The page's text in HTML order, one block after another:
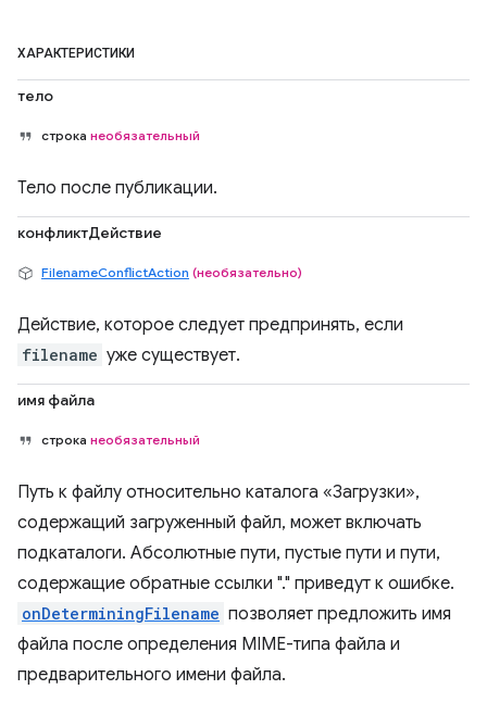
ХАРАКТЕРИСТИКИ
тело
строка необязательный
Тело после публикации.
конфликтДействие
FilenameConflictAction (необязательно)
Действие, которое следует предпринять, если
filename уже существует.
имя файла
строка необязательный
Путь к файлу относительно каталога «Загрузки»,
содержащий загруженный файл, может включать
подкаталоги. Абсолютные пути, пустые пути и пути,
содержащие обратные ссылки "." приведут к ошибке.
onDeterminingFilename позволяет предложить имя
файла после определения MIME-типа файла и
предварительного имени файла.